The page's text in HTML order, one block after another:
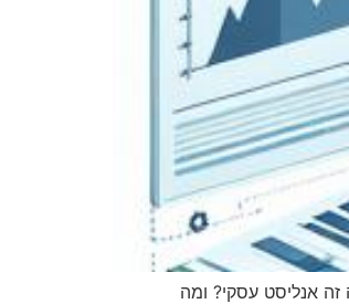
אנליסט עסקי? ומה